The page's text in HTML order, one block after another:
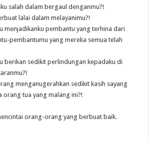
salah dalam bergaul denganmu?!
lalai dalam melayanimu?!
menjadikanku pembantu yang terhina dari
pembantumu yang mereka semua telah
berikan sedikit perlindungan kepadaku di
menganugerahkan sedikit kasih sayang
tua yang malang ini?!
orang-orang yang berbuat baik.